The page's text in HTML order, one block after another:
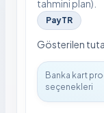
tahmini plan).
PayTR
Gösterilen